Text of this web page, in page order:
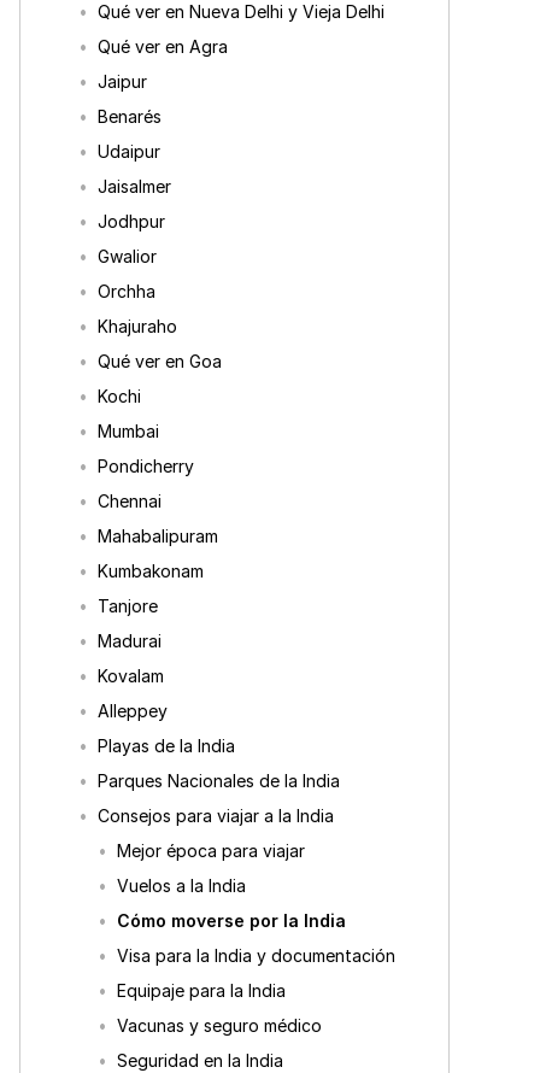
Qué ver en Nueva Delhi y Vieja Delhi
Qué ver en Agra
Jaipur
Benarés
Udaipur
Jaisalmer
Jodhpur
Gwalior
Orchha
Khajuraho
Qué ver en Goa
Kochi
Mumbai
Pondicherry
Chennai
Mahabalipuram
Kumbakonam
Tanjore
Madurai
Kovalam
Alleppey
Playas de la India
Parques Nacionales de la India
Consejos para viajar a la India
Mejor época para viajar
Vuelos a la India
Cómo moverse por la India
Visa para la India y documentación
Equipaje para la India
Vacunas y seguro médico
Seguridad en la India